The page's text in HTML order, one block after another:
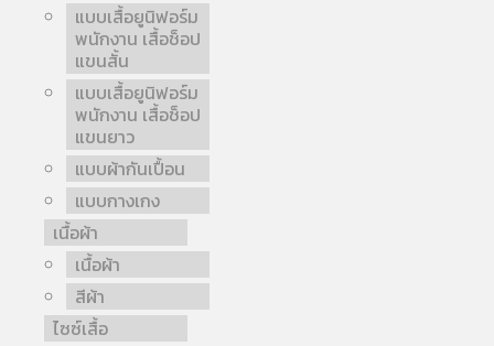
แบบเสื้อยูนิฟอร์ม
พนักงาน เสื้อช็อป
แขนสั้น
แบบเสื้อยูนิฟอร์ม
พนักงาน เสื้อช็อป
แขนยาว
แบบผ้ากันเปื้อน
แบบกางเกง
เนื้อผ้า
เนื้อผ้า
สีผ้า
ไซซ์เสื้อ